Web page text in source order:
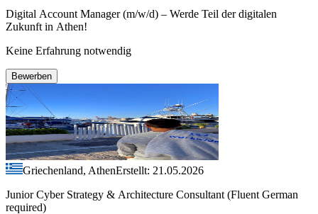
Digital Account Manager (m/w/d) – Werde Teil der digitalen
Zukunft in Athen!
Keine Erfahrung notwendig
Bewerben
Griechenland, AthenErstellt: 21.05.2026
Junior Cyber Strategy & Architecture Consultant (Fluent German
required)